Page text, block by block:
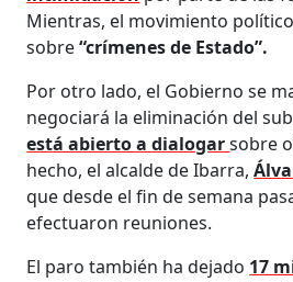
Mientras, el movimiento
sobre“crímenes de Estado”.
Por otro lado, el Gobierno se
negociará la eliminación del
está abierto a dialogarsobre
hecho, el alcalde de Ibarra,
que desde el fin de semana
efectuaron reuniones.
El paro también ha dejado 17